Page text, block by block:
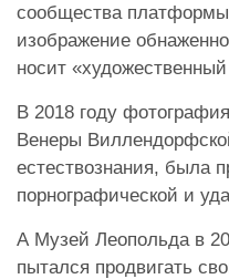
сообщества
изображение
носит
В 2018 году
Венеры
естествознания, была
порнографической и
А Музей Леопольда в
пытался продвигать